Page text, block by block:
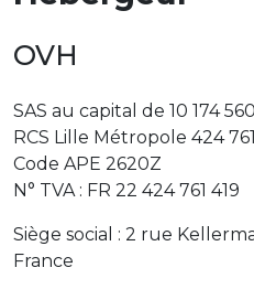
OVH
SAS au capital de 10 174
RCS Lille Métropole 424
Code APE 2620Z
N° TVA : FR 22 424 761 419
Siège social : 2 rue
France